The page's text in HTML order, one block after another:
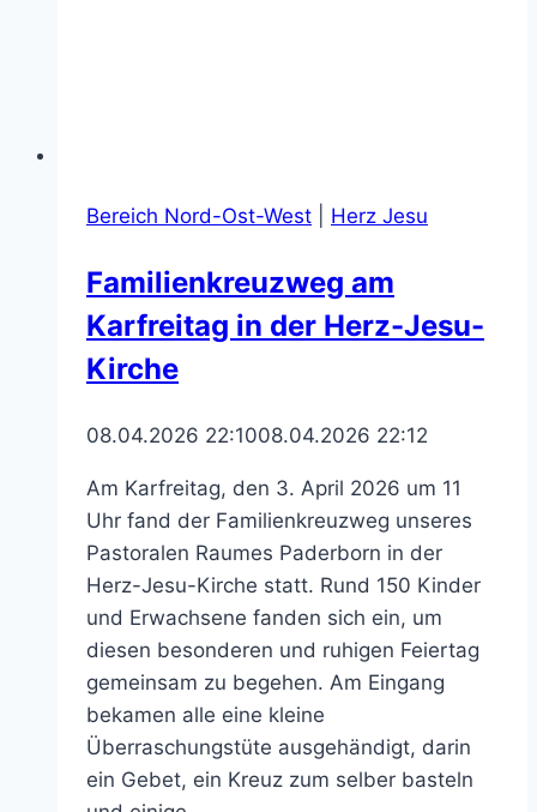
Bereich Nord-Ost-West Herz Jesu
Familienkreuzweg am
Karfreitag in der Herz-Jesu-
Kirche
08.04.2026 22:1008.04.2026 22:12
Am Karfreitag, den 3. April 2026 um 11
Uhr fand der Familienkreuzweg unseres
Pastoralen Raumes Paderborn in der
Herz-Jesu-Kirche statt. Rund 150 Kinder
und Erwachsene fanden sich ein, um
diesen besonderen und ruhigen Feiertag
gemeinsam zu begehen. Am Eingang
bekamen alle eine kleine
Überraschungstüte ausgehändigt, darin
ein Gebet, ein Kreuz zum selber basteln